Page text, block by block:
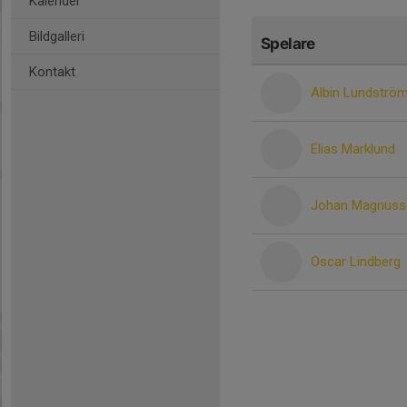
Bildgalleri
Kontakt
Spelare
Albin
Elias Marklund
Johan
Oscar Lindberg